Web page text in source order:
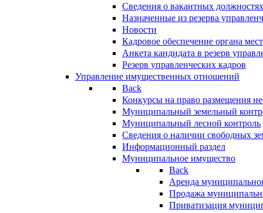
Сведения о вакантных
Назначенные из резерва
Новости
Кадровое обеспечение органа
Анкета кандидата в резерв
Резерв управленческих кадров
Управление имущественных отношений
Back
Конкурсы на право размещения
Муниципальный земельный
Муниципальный лесной контроль
Сведения о наличии свободных
Информационный раздел
Муниципальное имущество
Back
Аренда
Продажа
Приватизация